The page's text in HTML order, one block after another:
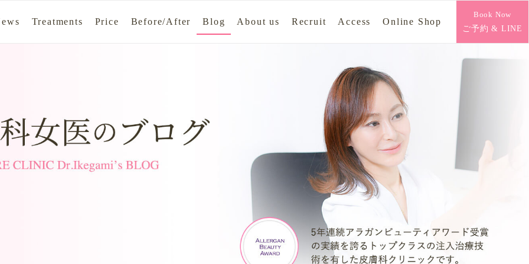
Treatments Price Before/After Blog About us Recruit Access Online Shop
Book Now
ご予約 & LINE